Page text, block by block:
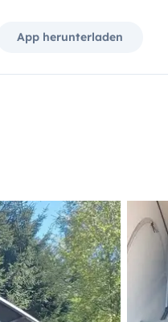
App herunterladen